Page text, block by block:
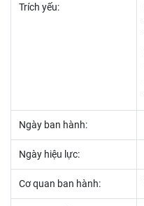
Trích yếu:
Ngày ban hành:
Ngày hiệu lực:
Cơ quan ban hành: